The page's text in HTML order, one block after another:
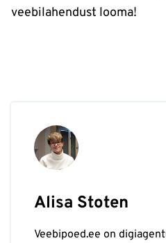
veebilahendust looma!
Alisa Stoten
Veebipoed.ee on